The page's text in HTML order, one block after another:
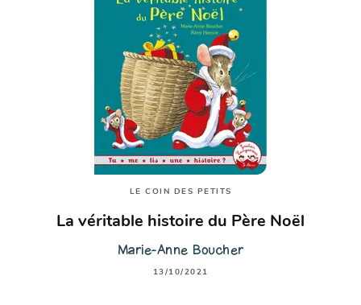
LE COIN DES PETITS
La véritable histoire du Père Noël
Marie-Anne Boucher
13/10/2021